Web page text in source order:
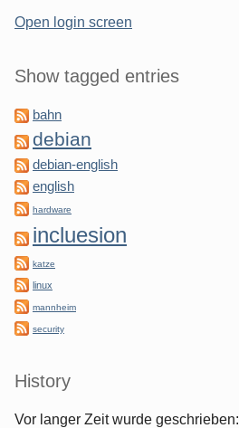
Open login screen
Show tagged entries
bahn
debian
debian-english
english
hardware
incluesion
katze
linux
mannheim
security
History
Vor langer Zeit wurde geschrieben: